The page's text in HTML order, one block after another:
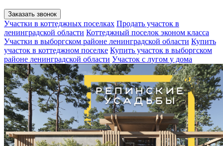
Заказать звонок
Участки в коттеджных поселках Продать участок в
ленинградской области Коттеджный поселок эконом класса
Участки в выборгском районе ленинградской области Купить
участок в коттеджном поселке Купить участок в выборгском
районе ленинградской области Участок с лугом у дома